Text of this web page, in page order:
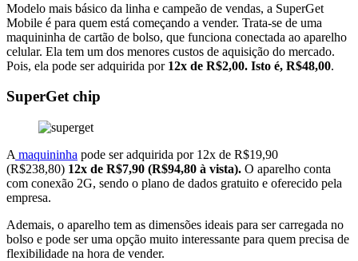
Modelo mais básico da linha e campeão de vendas, a SuperGet
Mobile é para quem está começando a vender. Trata-se de uma
maquininha de cartão de bolso, que funciona conectada ao aparelho
celular. Ela tem um dos menores custos de aquisição do mercado.
Pois, ela pode ser adquirida por 12x de R$2,00. Isto é, R$48,00.
SuperGet chip
A maquininha pode ser adquirida por 12x de R$19,90
(R$238,80) 12x de R$7,90 (R$94,80 à vista). O aparelho conta
com conexão 2G, sendo o plano de dados gratuito e oferecido pela
empresa.
Ademais, o aparelho tem as dimensões ideais para ser carregada no
bolso e pode ser uma opção muito interessante para quem precisa de
flexibilidade na hora de vender.